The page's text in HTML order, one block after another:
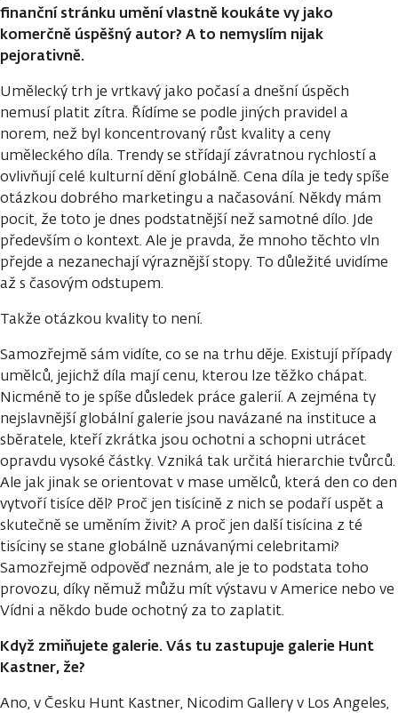
finanční stránku umění vlastně koukáte vy jako
komerčně úspěšný autor? A to nemyslím nijak
pejorativně.
Umělecký trh je vrtkavý jako počasí a dnešní úspěch
nemusí platit zítra. Řídíme se podle jiných pravidel a
norem, než byl koncentrovaný růst kvality a ceny
uměleckého díla. Trendy se střídají závratnou rychlostí a
ovlivňují celé kulturní dění globálně. Cena díla je tedy spíše
otázkou dobrého marketingu a načasování. Někdy mám
pocit, že toto je dnes podstatnější než samotné dílo. Jde
především o kontext. Ale je pravda, že mnoho těchto vln
přejde a nezanechají výraznější stopy. To důležité uvidíme
až s časovým odstupem.
Takže otázkou kvality to není.
Samozřejmě sám vidíte, co se na trhu děje. Existují případy
umělců, jejichž díla mají cenu, kterou lze těžko chápat.
Nicméně to je spíše důsledek práce galerií. A zejména ty
nejslavnější globální galerie jsou navázané na instituce a
sběratele, kteří zkrátka jsou ochotni a schopni utrácet
opravdu vysoké částky. Vzniká tak určitá hierarchie tvůrců.
Ale jak jinak se orientovat v mase umělců, která den co den
vytvoří tisíce děl? Proč jen tisícině z nich se podaří uspět a
skutečně se uměním živit? A proč jen další tisícina z té
tisíciny se stane globálně uznávanými celebritami?
Samozřejmě odpověď neznám, ale je to podstata toho
provozu, díky němuž můžu mít výstavu v Americe nebo ve
Vídni a někdo bude ochotný za to zaplatit.
Když zmiňujete galerie. Vás tu zastupuje galerie Hunt
Kastner, že?
Ano, v Česku Hunt Kastner, Nicodim Gallery v Los Angeles,